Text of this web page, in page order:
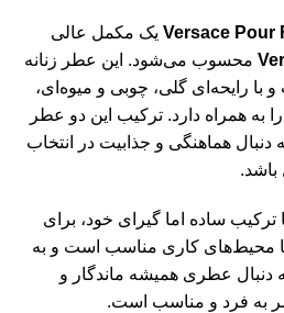
Versace Pour یک مکمل عالی
محسوب می‌شود. این عطر زنانه
و با رایحه‌ای گلی، چوبی و میوه‌ای،
به همراه دارد. ترکیب این دو عطر
دنبال هماهنگی و جذابیت در انتخاب
باشد.
ترکیب ساده اما گیرای خود، برای
محیط‌های کاری مناسب است و به
دنبال عطری همیشه ماندگار و
به فرد و مناسب است.